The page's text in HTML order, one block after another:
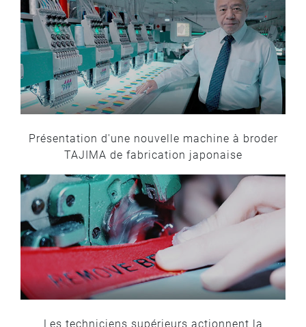
Présentation d'une nouvelle machine à broder
TAJIMA de fabrication japonaise
Les techniciens supérieurs actionnent la